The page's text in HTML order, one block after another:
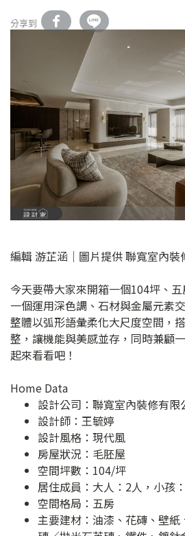
分享到
編輯 游芷涵｜圖片提供 聯寬室內裝
今天要帶大家來開箱一個104坪、
一個運用深色調、石材與金屬元素
整體以弧形語彙柔化大尺度空間，
整，讓機能與美感並存，同時兼顧
起來看看吧！
Home Data
設計公司： 聯寬室內裝修有限
設計師：王毓婷
設計風格：現代風
房屋狀況：毛胚屋
空間坪數：104/坪
居住成員：大人：2人，小孩
空間格局：五房
主要建材：油漆、花磚、壁